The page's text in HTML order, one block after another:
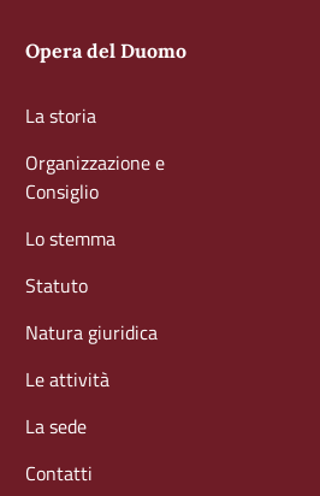
Opera del Duomo
La storia
Organizzazione e
Consiglio
Lo stemma
Statuto
Natura giuridica
Le attività
La sede
Contatti